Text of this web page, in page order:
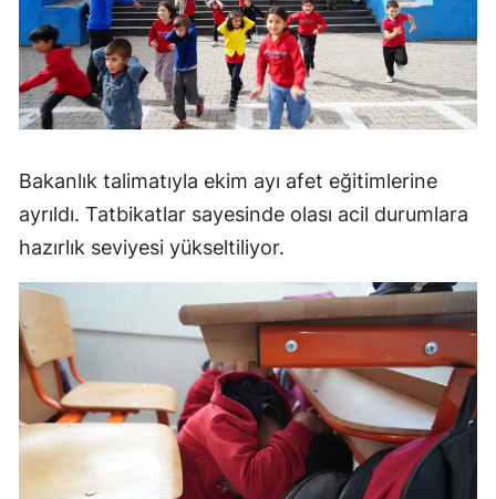
Bakanlık talimatıyla ekim ayı afet eğitimlerine
ayrıldı. Tatbikatlar sayesinde olası acil durumlara
hazırlık seviyesi yükseltiliyor.